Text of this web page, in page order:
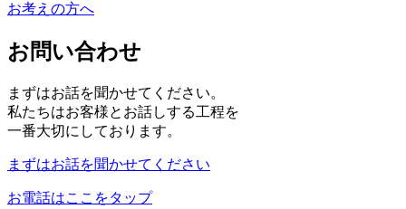
お考えの方へ
お問い合わせ
まずはお話を聞かせてください。
私たちはお客様とお話しする工程を
一番大切にしております。
まずはお話を聞かせてください
お電話はここをタップ